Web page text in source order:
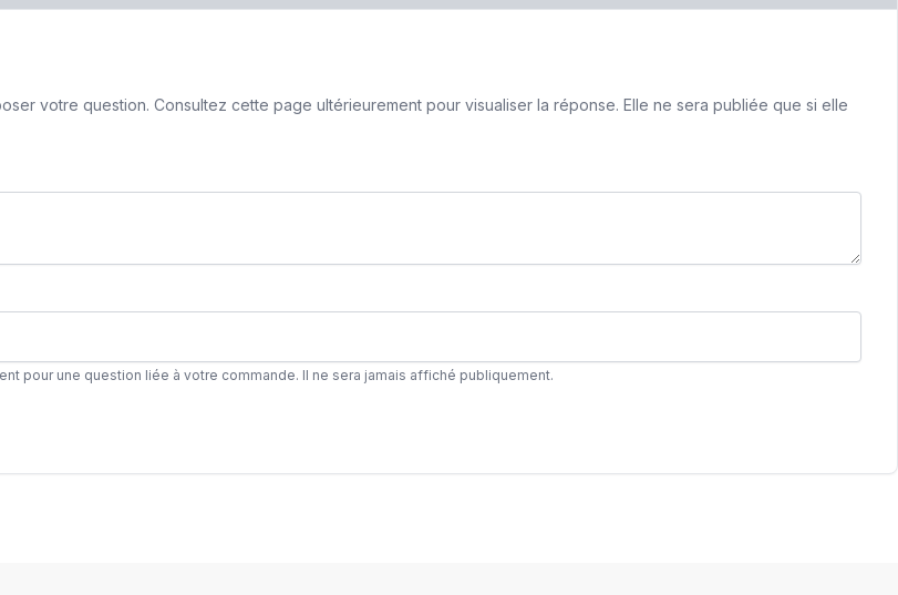
votre question. Consultez cette page ultérieurement pour visualiser la réponse. Elle ne sera publiée que si elle
pour une question liée à votre commande. Il ne sera jamais affiché publiquement.